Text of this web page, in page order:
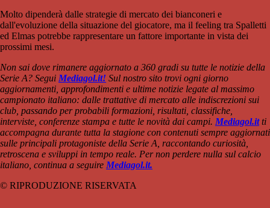
Molto dipenderà dalle strategie di mercato dei bianconeri e
dall'evoluzione della situazione del giocatore, ma il feeling tra Spalletti
ed Elmas potrebbe rappresentare un fattore importante in vista dei
prossimi mesi.
Non sai dove rimanere aggiornato a 360 gradi su tutte le notizie della
Serie A? Segui Mediagol.it! Sul nostro sito trovi ogni giorno
aggiornamenti, approfondimenti e ultime notizie legate al massimo
campionato italiano: dalle trattative di mercato alle indiscrezioni sui
club, passando per probabili formazioni, risultati, classifiche,
interviste, conferenze stampa e tutte le novità dai campi. Mediagol.itti
accompagna durante tutta la stagione con contenuti sempre aggiornati
sulle principali protagoniste della Serie A, raccontando curiosità,
retroscena e sviluppi in tempo reale. Per non perdere nulla sul calcio
italiano, continua a seguire Mediagol.it.
© RIPRODUZIONE RISERVATA